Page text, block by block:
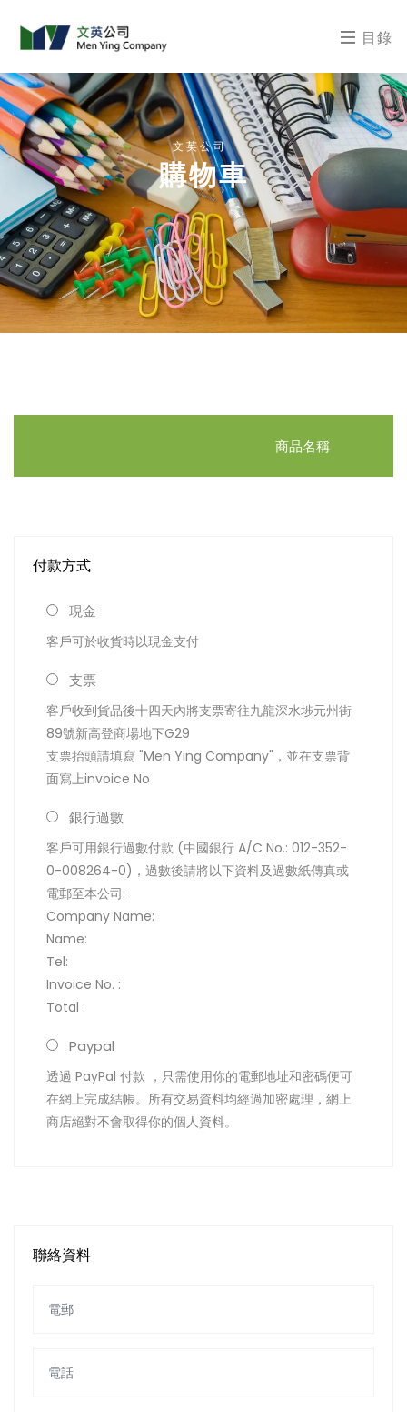
目錄
文英公司
購物車
商品名稱
付款方式
現金
客戶可於收貨時以現金支付
支票
客戶收到貨品後十四天內將支票寄往九龍深水埗元州街
89號新高登商場地下G29
支票抬頭請填寫 "Men Ying Company"，並在支票背
面寫上invoice No
銀行過數
客戶可用銀行過數付款 (中國銀行 A/C No.: 012-352-
0-008264-0)，過數後請將以下資料及過數紙傳真或
電郵至本公司:
Company Name:
Name:
Tel:
Invoice No. :
Total :
Paypal
透過 PayPal 付款 ，只需使用你的電郵地址和密碼便可
在網上完成結帳。所有交易資料均經過加密處理，網上
商店絕對不會取得你的個人資料。
聯絡資料